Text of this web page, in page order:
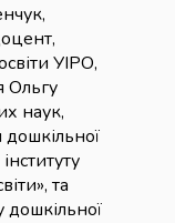
УІРО,
Ольгу
наук,
та
дошкільної